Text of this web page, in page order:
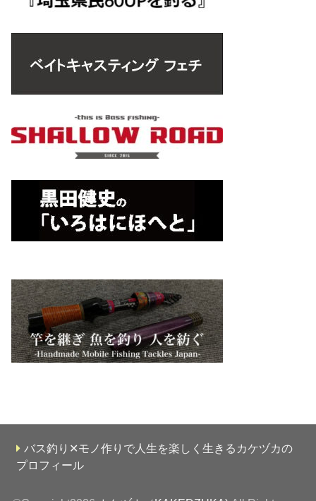
バス釣り✕モノ作りで人生を楽しく生きるカケヅカの
プロフィール